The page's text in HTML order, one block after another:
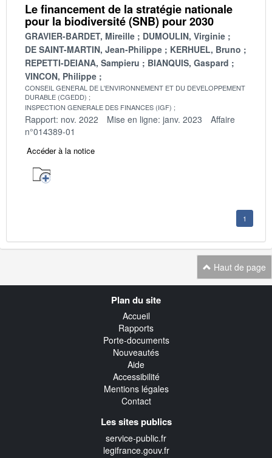
Le financement de la stratégie nationale
pour la biodiversité (SNB) pour 2030
GRAVIER-BARDET, Mireille
DUMOULIN, Virginie
DE SAINT-MARTIN, Jean-Philippe
KERHUEL, Bruno
REPETTI-DEIANA, Sampieru
BIANQUIS, Gaspard
VINCON, Philippe
CONSEIL GENERAL DE L'ENVIRONNEMENT ET DU DEVELOPPEMENT
DURABLE (CGEDD)
INSPECTION GENERALE DES FINANCES (IGF)
Rapport: nov. 2022 Mise en ligne: janv. 2023
Affaire
n°014389-01
Accéder à la notice
1
Haut de page
Plan du site
Accueil
Rapports
Porte-documents
Nouveautés
Aide
Accessibilité
Mentions légales
Contact
Les sites publics
service-public.fr
legifrance.gouv.fr